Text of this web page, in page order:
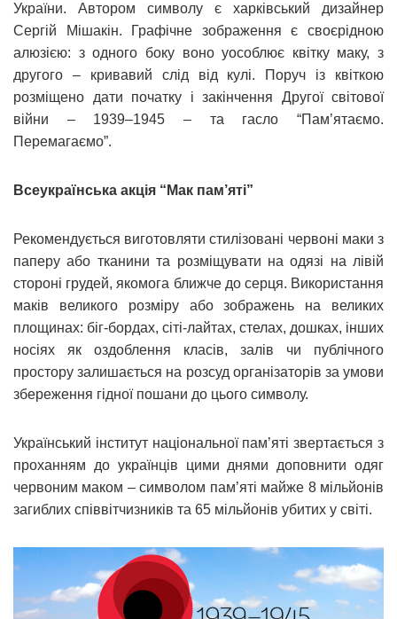
України. Автором символу є харківський дизайнер
Сергій Мішакін. Графічне зображення є своєрідною
алюзією: з одного боку воно уособлює квітку маку, з
другого – кривавий слід від кулі. Поруч із квіткою
розміщено дати початку і закінчення Другої світової
війни – 1939–1945 – та гасло “Пам’ятаємо.
Перемагаємо”.
Всеукраїнська акція “Мак пам’яті”
Рекомендується виготовляти стилізовані червоні маки з
паперу або тканини та розміщувати на одязі на лівій
стороні грудей, якомога ближче до серця. Використання
маків великого розміру або зображень на великих
площинах: біг-бордах, сіті-лайтах, стелах, дошках, інших
носіях як оздоблення класів, залів чи публічного
простору залишається на розсуд організаторів за умови
збереження гідної пошани до цього символу.
Український інститут національної пам’яті звертається з
проханням до українців цими днями доповнити одяг
червоним маком – символом пам’яті майже 8 мільйонів
загиблих співвітчизників та 65 мільйонів убитих у світі.